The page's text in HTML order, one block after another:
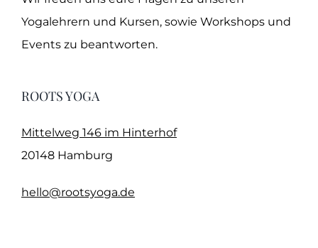
Yogalehrern und Kursen, sowie Workshops und
Events zu beantworten.
ROOTS YOGA
Mittelweg 146 im Hinterhof
20148 Hamburg
hello@rootsyoga.de